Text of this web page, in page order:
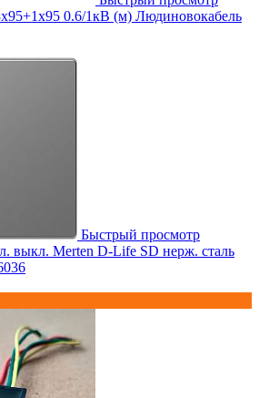
0.6/1кВ (м) Людиновокабель
Быстрый просмотр
выкл. Merten D-Life SD нерж. сталь